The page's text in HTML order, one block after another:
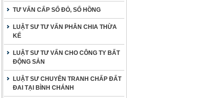
TƯ VẤN CẤP SỔ ĐỎ, SỔ HỒNG
LUẬT SƯ TƯ VẤN PHÂN CHIA THỪA
KẾ
LUẬT SƯ TƯ VẤN CHO CÔNG TY BẤT
ĐỘNG SẢN
LUẬT SƯ CHUYÊN TRANH CHẤP ĐẤT
ĐAI TẠI BÌNH CHÁNH